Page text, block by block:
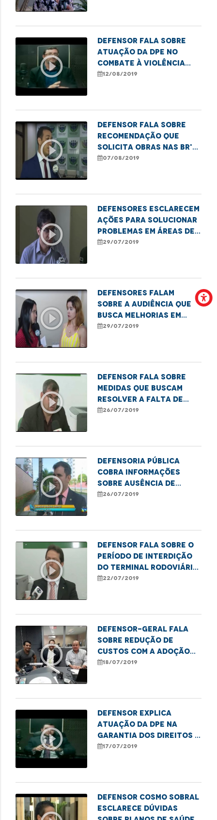
play_circle_outline
Defensor fala sobre
atuação da DPE no
combate à violência
contra crianças e
12/08/2019
play_circle_outline
Defensor fala sobre
recomendação que
solicita obras nas BR's
135 e 222
07/08/2019
play_circle_outline
Defensores esclarecem
ações para solucionar
problemas em áreas de
risco
29/07/2019
play_circle_outline
Defensores falam
sobre a audiência que
busca melhorias em
áreas de risco
29/07/2019
play_circle_outline
Defensor fala sobre
medidas que buscam
resolver a falta de
abrigos nos pontos de
26/07/2019
play_circle_outline
Defensoria Pública
cobra informações
sobre ausência de
abrigos em paradas de
26/07/2019
play_circle_outline
Defensor fala sobre o
período de interdição
do Terminal Rodoviário
da capital
22/07/2019
play_circle_outline
Defensor-geral fala
sobre redução de
custos com a adoção
de transporte por
18/07/2019
play_circle_outline
Defensor explica
atuação da DPE na
garantia dos direitos à
saúde
17/07/2019
Defensor Cosmo Sobral
esclarece dúvidas